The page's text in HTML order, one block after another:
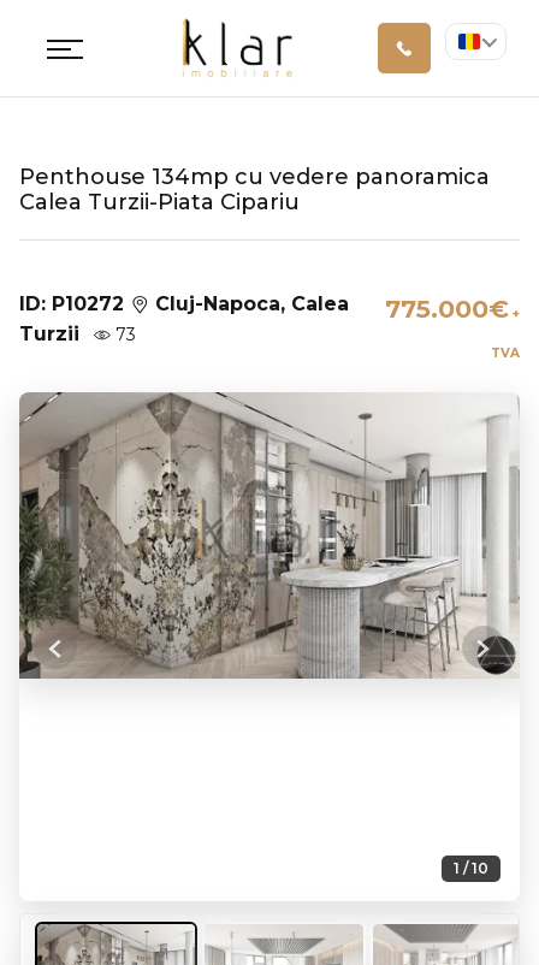
Penthouse 134mp cu vedere panoramica
Calea Turzii-Piata Cipariu
ID: P10272
Cluj-Napoca, Calea
Turzii
73
775.000€ +
TVA
1 / 10
Previous Next